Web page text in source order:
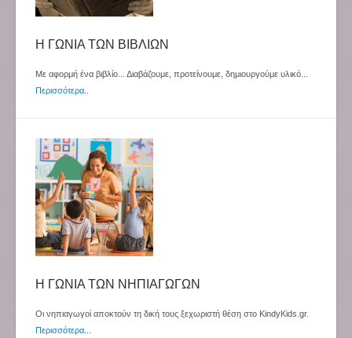
Η ΓΩΝΙΑ ΤΩΝ ΒΙΒΛΙΩΝ
Με αφορμή ένα βιβλίο... Διαβάζουμε, προτείνουμε, δημιουργούμε υλικό...
Περισσότερα
Η ΓΩΝΙΑ ΤΩΝ ΝΗΠΙΑΓΩΓΩΝ
Οι νηπιαγωγοί αποκτούν τη δική τους ξεχωριστή θέση στο KindyKids.gr.
Περισσότερα...